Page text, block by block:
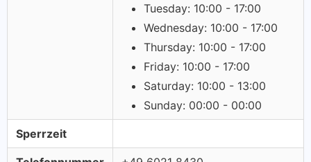
Tuesday: 10:00 - 17:00
Wednesday: 10:00 - 17:00
Thursday: 10:00 - 17:00
Friday: 10:00 - 17:00
Saturday: 10:00 - 13:00
Sunday: 00:00 - 00:00
Sperrzeit